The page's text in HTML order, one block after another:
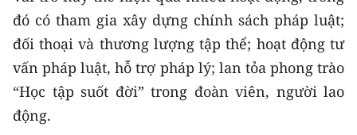
đó có tham gia xây dựng chính sách pháp luật;
đối thoại và thương lượng tập thể; hoạt động tư
vấn pháp luật, hỗ trợ pháp lý; lan tỏa phong trào
“Học tập suốt đời” trong đoàn viên, người lao
động.